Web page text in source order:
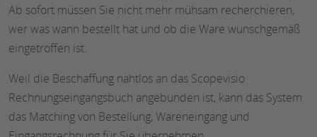
Ab sofort müssen Sie nicht mehr mühsam recherchieren,
wer was wann bestellt hat und ob die Ware wunschgemäß
eingetroffen ist.
Weil die Beschaffung nahtlos an das Scopevisio
Rechnungseingangsbuch angebunden ist, kann das System
das Matching von Bestellung, Wareneingang und